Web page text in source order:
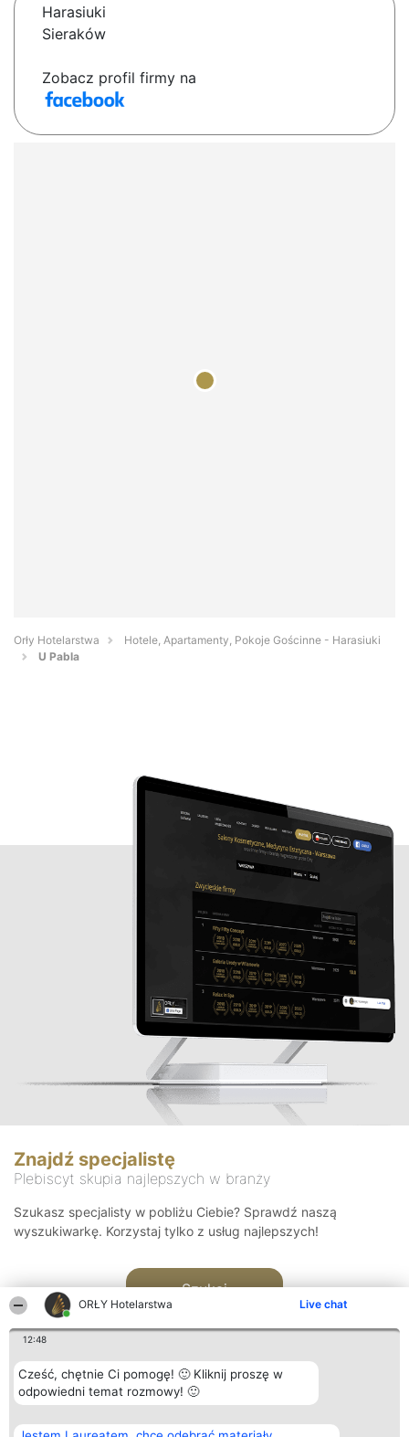
ORŁY Hotelarstwa Live chat
12:48
Cześć, chętnie Ci pomogę! 🙂 Kliknij proszę w
odpowiedni temat rozmowy! 🙂
Harasiuki
Sieraków
Zobacz profil firmy na
Orły Hotelarstwa
Hotele, Apartamenty, Pokoje Gościnne - Harasiuki
U Pabla
Znajdź specjalistę
Plebiscyt skupia najlepszych w branży
Szukasz specjalisty w pobliżu Ciebie? Sprawdź naszą
wyszukiwarkę. Korzystaj tylko z usług najlepszych!
Szukaj
Organizator plebiscytu Plebiscyt Kontakt